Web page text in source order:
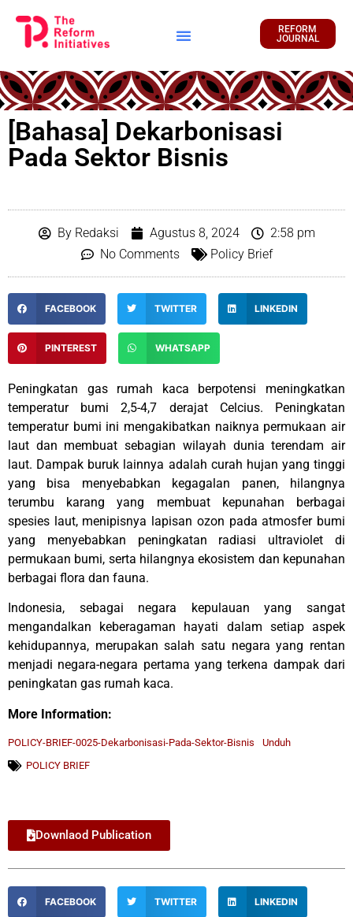
REFORM
JOURNAL
[Bahasa] Dekarbonisasi
Pada Sektor Bisnis
ByRedaksi Agustus 8, 2024
2:58 pm
No Comments
Policy Brief
FACEBOOK TWITTER LINKEDIN
PINTEREST WHATSAPP
Peningkatan gas rumah kaca berpotensi meningkatkan
temperatur bumi 2,5-4,7 derajat Celcius. Peningkatan
temperatur bumi ini mengakibatkan naiknya permukaan air
laut dan membuat sebagian wilayah dunia terendam air
laut. Dampak buruk lainnya adalah curah hujan yang tinggi
yang bisa menyebabkan kegagalan panen, hilangnya
terumbu karang yang membuat kepunahan berbagai
spesies laut, menipisnya lapisan ozon pada atmosfer bumi
yang menyebabkan peningkatan radiasi ultraviolet di
permukaan bumi, serta hilangnya ekosistem dan kepunahan
berbagai flora dan fauna.
Indonesia, sebagai negara kepulauan yang sangat
mengandalkan keberagaman hayati dalam setiap aspek
kehidupannya, merupakan salah satu negara yang rentan
menjadi negara-negara pertama yang terkena dampak dari
peningkatan gas rumah kaca.
More Information:
POLICY-BRIEF-0025-Dekarbonisasi-Pada-Sektor-Bisnis
Unduh
POLICY BRIEF
Downlaod Publication
FACEBOOK TWITTER LINKEDIN